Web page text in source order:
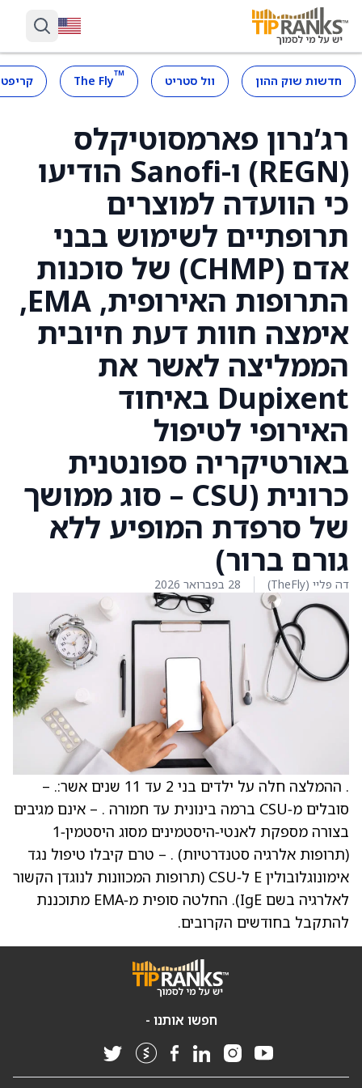
חדשות שוק ההון וול סטריט ™
The Fly
רג’נרון פארמסוטיקלס
(REGN) ו-Sanofi הודיעו
כי הוועדה למוצרים
תרופתיים לשימוש בבני
אדם (CHMP) של סוכנות
התרופות האירופית, EMA,
אימצה חוות דעת חיובית
הממליצה לאשר את
Dupixent באיחוד
האירופי לטיפול
באורטיקריה ספונטנית
כרונית (CSU – סוג ממושך
של סרפדת המופיע ללא
גורם ברור)
דה פליי (TheFly) 28 בפברואר 2026
. ההמלצה חלה על ילדים בני 2 עד 11 שנים אשר:. –
סובלים מ‑CSU ברמה בינונית עד חמורה . – אינם מגיבים
בצורה מספקת לאנטי‑היסטמינים מסוג היסטמין‑1
(תרופות אלרגיה סטנדרטיות) . – טרם קיבלו טיפול נגד
אימונוגלובולין E ל‑CSU (תרופות המכוונות לנוגדן הקשור
לאלרגיה בשם IgE). החלטה סופית מ‑EMA מתוכננת
להתקבל בחודשים הקרובים.
חפשו אותנו -